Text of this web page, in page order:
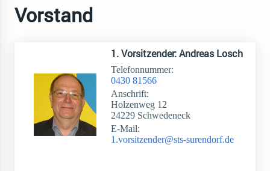
Vorstand
1. Vorsitzender: Andreas Losch
Telefonnummer:
0430 81566
Anschrift:
Holzenweg 12
24229 Schwedeneck
E-Mail:
1.vorsitzender@sts-surendorf.de